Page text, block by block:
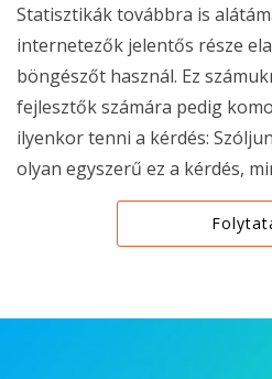
Statisztikák továbbra is
internetezők jelentős része
böngészőt használ. Ez
fejlesztők számára pedig
ilyenkor tenni a kérdés:
olyan egyszerű ez a kérdés,